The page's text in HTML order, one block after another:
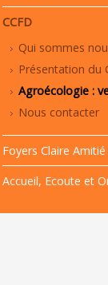
CCFD
Qui sommes
Présentation du
Agroécologie :
Nous contacter
Foyers Claire Amitié
Accueil, Ecoute et